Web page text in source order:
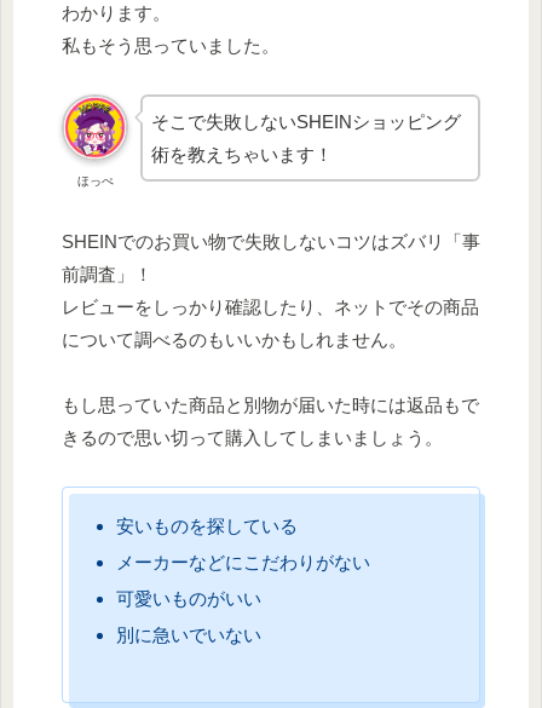
わかります。
私もそう思っていました。
ほっぺ
そこで失敗しないSHEINショッピング
術を教えちゃいます！
SHEINでのお買い物で失敗しないコツはズバリ「事
前調査」！
レビューをしっかり確認したり、ネットでその商品
について調べるのもいいかもしれません。
もし思っていた商品と別物が届いた時には返品もで
きるので思い切って購入してしまいましょう。
安いものを探している
メーカーなどにこだわりがない
可愛いものがいい
別に急いでいない